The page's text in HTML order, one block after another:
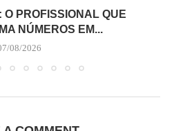
O PROFISSIONAL QUE
NÚMEROS EM...
08/2026